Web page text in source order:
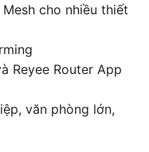
cho nhiều thiết
Reyee Router App
văn phòng lớn,